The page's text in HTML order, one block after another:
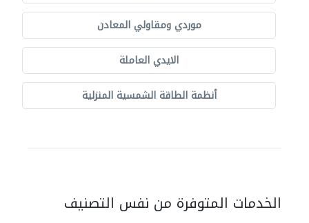
موردي ومقاولي المعادن
الايدي العاملة
أنظمة الطاقة الشمسية المنزلية
الخدمات المتوفرة من نفس التصنيف